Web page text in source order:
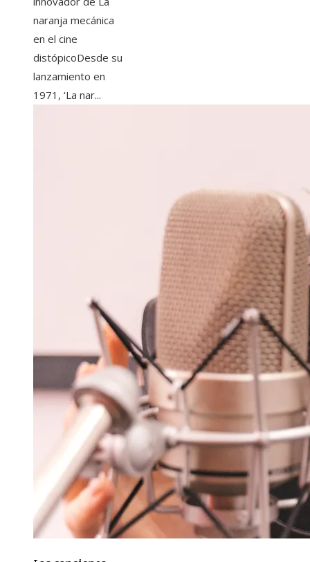
naranja mecánica
en el cine
distópicoDesde su
lanzamiento en
1971, ‘La nar...